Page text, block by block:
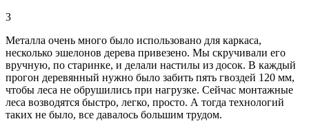
3
Металла очень много было использовано для каркаса,
несколько эшелонов дерева привезено. Мы скручивали его
вручную, по старинке, и делали настилы из досок. В каждый
прогон деревянный нужно было забить пять гвоздей 120 мм,
чтобы леса не обрушились при нагрузке. Сейчас монтажные
леса возводятся быстро, легко, просто. А тогда технологий
таких не было, все давалось большим трудом.